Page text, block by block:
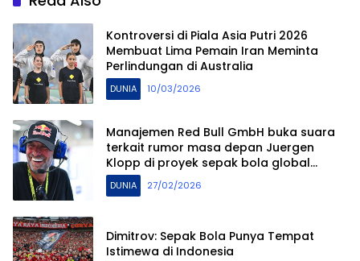
Kontroversi di Piala Asia Putri 2026
Membuat Lima Pemain Iran Meminta
Perlindungan di Australia
DUNIA 10/03/2026
Manajemen Red Bull GmbH buka suara
terkait rumor masa depan Juergen
Klopp di proyek sepak bola global
mereka.
DUNIA 27/02/2026
Dimitrov: Sepak Bola Punya Tempat
Istimewa di Indonesia